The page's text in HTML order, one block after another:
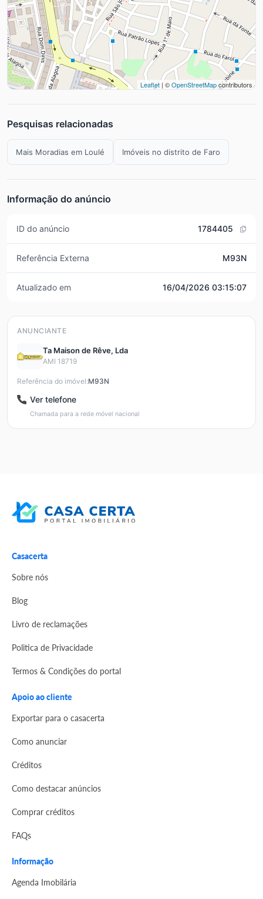
Leaflet | ©OpenStreetMapcontributors
Pesquisas relacionadas
Mais Moradias em Loulé Imóveis no distrito de Faro
Informação do anúncio
ID do anúncio 1784405
Referência Externa M93N
Atualizado em 16/04/2026 03:15:07
ANUNCIANTE
Ta Maison de Rêve, Lda
AMI 18719
Referência do imóvel:M93N
Ver telefone
Chamada para a rede móvel nacional
Casacerta
Sobre nós
Blog
Livro de reclamações
Politica de Privacidade
Termos & Condições do portal
Apoio ao cliente
Exportar para o casacerta
Como anunciar
Créditos
Como destacar anúncios
Comprar créditos
FAQs
Informação
Agenda Imobilária